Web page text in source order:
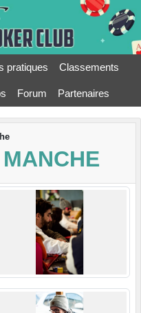
pratiques Classements
Forum Partenaires